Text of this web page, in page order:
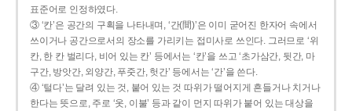
표준어로 인정하였다.
③ ‘칸’은 공간의 구획을 나타내며, ‘간(間)’은 이미 굳어진 한자어 속에서
쓰이거나 공간으로서의 장소를 가리키는 접미사로 쓰인다. 그러므로 ‘위
칸, 한 칸 벌리다, 비어 있는 칸’ 등에서는 ‘칸’을 쓰고 ‘초가삼간, 뒷간, 마
구간, 방앗간, 외양간, 푸줏간, 헛간’ 등에서는 ‘간’을 쓴다.
④ ‘털다’는 달려 있는 것, 붙어 있는 것 따위가 떨어지게 흔들거나 치거나
한다는 뜻으로, 주로 ‘옷, 이불’ 등과 같이 먼지 따위가 붙어 있는 대상을